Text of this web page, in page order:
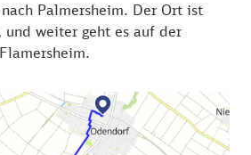
Palmersheim. Der Ort ist
und weiter geht es auf der